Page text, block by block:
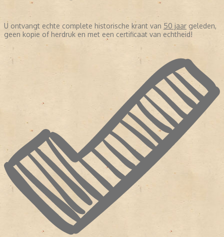
U ontvangt echte complete historische krant van 50 jaar geleden,
geen kopie of herdruk en met een certificaat van echtheid!